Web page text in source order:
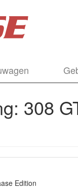
308
Edition